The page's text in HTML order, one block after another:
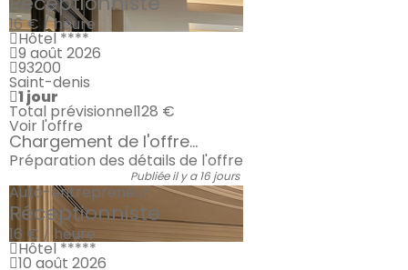
16 € / heure
Hôtel ****
9 août 2026
93200
Saint-denis
1 jour
Total prévisionnel128 €
Voir l'offre
Chargement de l'offre...
Préparation des détails de l'offre
Publiée il y a 16 jours
Auto-entrepreneur
Réceptionniste
16 € / heure
Hôtel *****
10 août 2026